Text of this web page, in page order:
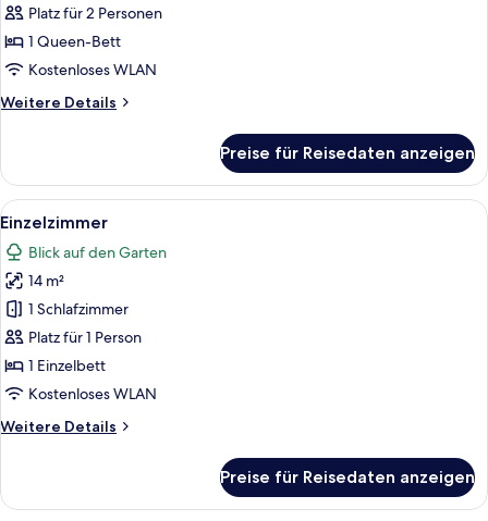
Platz für 2 Personen
1 Queen-Bett
Kostenloses WLAN
Weitere Details
Weitere
Preise für Reisedaten anzeigen
Alle
Fotos
für
Einzelzimmer
anzeigen
Ein Hotelzimmer mit Bett,
28
Einzelzimmer
Blick auf den Garten
14 m²
1 Schlafzimmer
Platz für 1 Person
1 Einzelbett
Kostenloses WLAN
Weitere Details
Weitere
Preise für Reisedaten anzeigen